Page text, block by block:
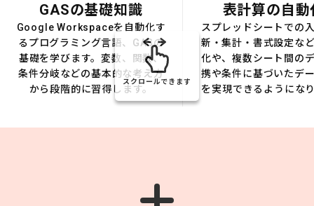
GASの基礎知識
Google Workspaceを自動化す
るプログラミング言語、GASの
基礎を学びます。変数、関数、
条件分岐などの基本的な考え方
から段階的に習得します。
表計算の自動
スプレッドシートでの
新・集計・書式設定な
化や、複数シート間の
携や条件に基づいたデ
を実現できるようにな
スクロールできます